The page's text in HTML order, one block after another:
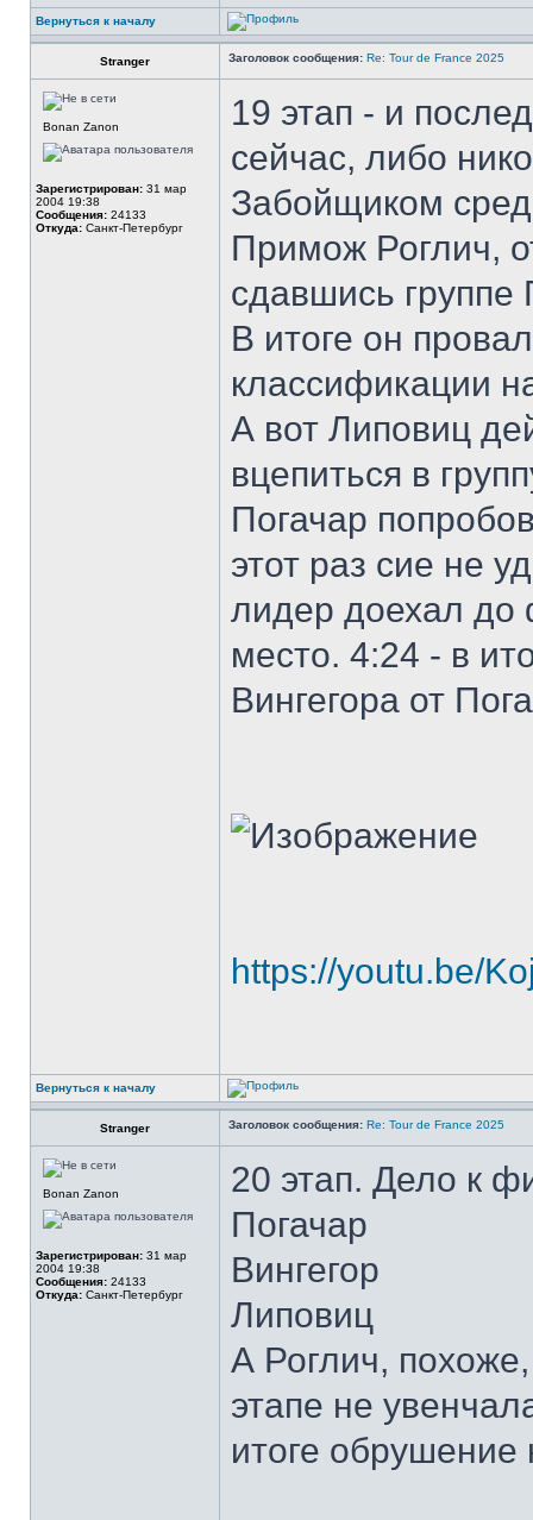
Вернуться к началу
Stranger Заголовок сообщения: Re: Tour de France 2025
Bonan Zanon
Зарегистрирован: 31 мар
2004 19:38
Сообщения: 24133
Откуда: Санкт-Петербург
19 этап - и
сейчас, либо
Забойщиком
Примож Роглич,
сдавшись
В итоге он
классификации
А вот Липовиц
вцепиться в
Погачар
этот раз сие не
лидер доехал до
место. 4:24 - в
Вингегора от
https://youtu.be/
Вернуться к началу
Stranger Заголовок сообщения: Re: Tour de France 2025
Bonan Zanon
Зарегистрирован: 31 мар
2004 19:38
Сообщения: 24133
Откуда: Санкт-Петербург
20 этап. Дело к
Погачар
Вингегор
Липовиц
А Роглич,
этапе не
итоге обрушение